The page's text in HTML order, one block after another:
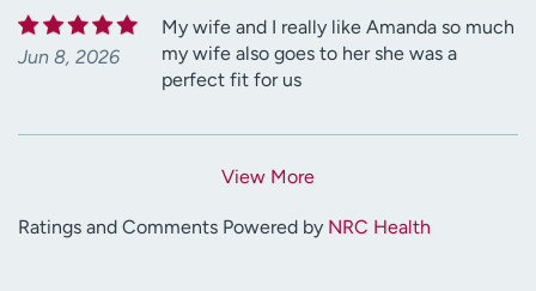
Jun 8, 2026
My wife and I really like Amanda so much
my wife also goes to her she was a
perfect fit for us
View More
Ratings and Comments Powered by NRC Health